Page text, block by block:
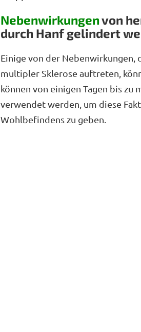
Nebenwirkungenvon
durch Hanf gelindert
Einige von der Nebenwirkungen,
multipler Sklerose auftreten,
können von einigen Tagen bis zu
verwendet werden, um diese
Wohlbefindens zu geben.